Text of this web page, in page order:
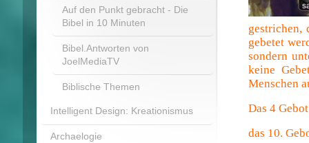
gestrichen,
gebetet
sondern
keine
Menschen
Das 4
das 10.
Auf den Punkt gebracht - Die
Bibel in 10 Minuten
Bibel.Antworten von
JoelMediaTV
Biblische Themen
Intelligent Design: Kreationismus
Archaelogie